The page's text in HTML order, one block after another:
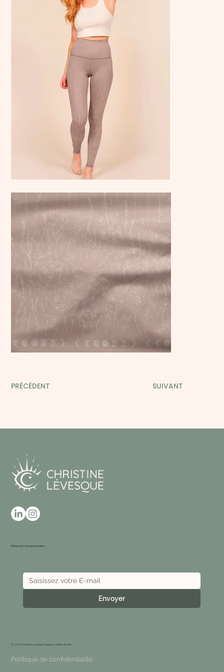
PRÉCÉDENT SUIVANT
M'inscrire à la newsletter
Envoyer
© 2024 Christine Levesque. Design byIdenty Studio
Politique de confidentialité